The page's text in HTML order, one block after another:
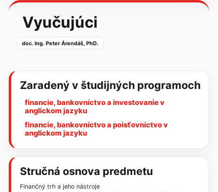
Vyučujúci
doc. Ing. Peter Árendáš, PhD.
Zaradený v študijných programoch
financie, bankovníctvo a investovanie v
anglickom jazyku
financie, bankovníctvo a poisťovníctvo v
anglickom jazyku
Stručná osnova predmetu
Finančný trh a jeho nástroje